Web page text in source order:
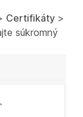
Certifikáty >
súkromný